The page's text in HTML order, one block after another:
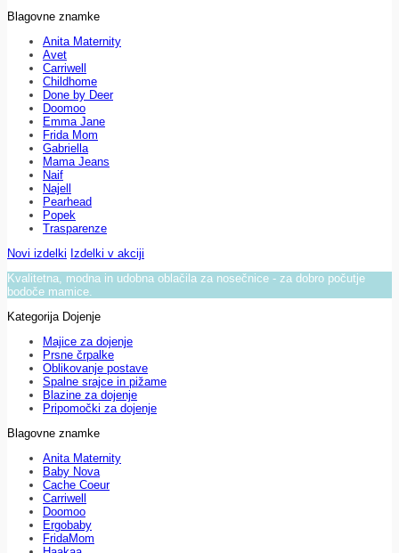
Blagovne znamke
Anita Maternity
Avet
Carriwell
Childhome
Done by Deer
Doomoo
Emma Jane
Frida Mom
Gabriella
Mama Jeans
Naif
Najell
Pearhead
Popek
Trasparenze
Novi izdelki Izdelki v akciji
Kvalitetna, modna in udobna oblačila za nosečnice - za dobro počutje
bodoče mamice.
Kategorija Dojenje
Majice za dojenje
Prsne črpalke
Oblikovanje postave
Spalne srajce in pižame
Blazine za dojenje
Pripomočki za dojenje
Blagovne znamke
Anita Maternity
Baby Nova
Cache Coeur
Carriwell
Doomoo
Ergobaby
FridaMom